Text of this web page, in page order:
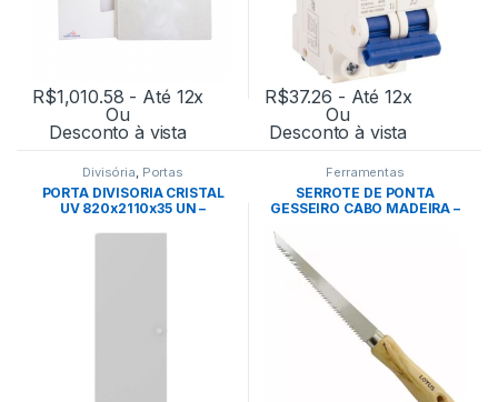
R$1,010.58 - Até 12x
Ou
Desconto à vista
R$37.26 - Até 12x
Ou
Desconto à vista
Divisória, Portas
PORTA DIVISORIA CRISTAL
UV 820x2110x35 UN –
Ferramentas
SERROTE DE PONTA
GESSEIRO CABO MADEIRA –